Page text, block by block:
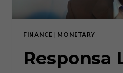
FINANCE MONETARY
Responsa